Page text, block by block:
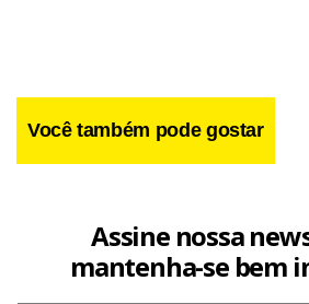
Você também pode gostar
Assine nossa
mantenha-se bem